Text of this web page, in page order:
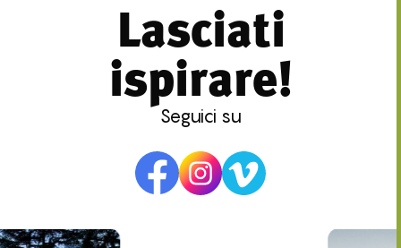
Lasciati
ispirare!
Seguici su